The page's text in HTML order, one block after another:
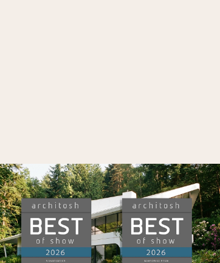
Veras wint Architosh's BEST of SHOW in
Visualisatie en de Economics Prize op
AIA26
Gepubliceerd op7/7/2026